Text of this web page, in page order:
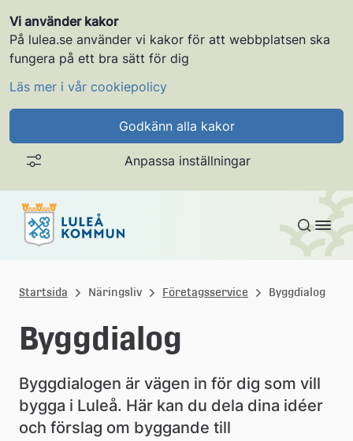
Vi använder kakor
På lulea.se använder vi kakor för att webbplatsen ska
fungera på ett bra sätt för dig
Läs mer i vår cookiepolicy
Godkänn alla kakor
Anpassa inställningar
Gå till innehållet
u
l
e
å
k
Startsida Näringsliv Företagsservice Byggdialog
Byggdialog
Byggdialogen är vägen in för dig som vill
bygga i Luleå. Här kan du dela dina idéer
och förslag om byggande till